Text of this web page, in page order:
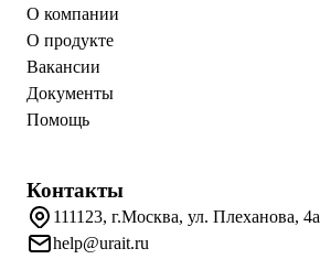
О компании
О продукте
Вакансии
Документы
Помощь
Контакты
111123, г.Москва, ул. Плеханова, 4а
help@urait.ru